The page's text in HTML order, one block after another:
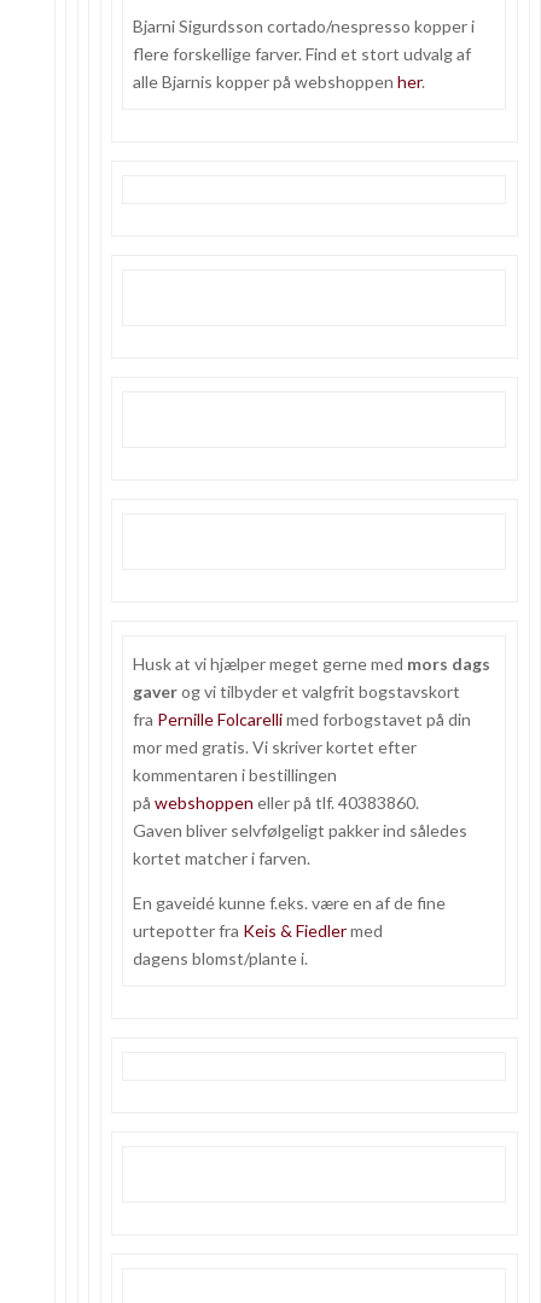
Bjarni Sigurdsson cortado/nespresso kopper i
flere forskellige farver. Find et stort udvalg af
alle Bjarnis kopper på webshoppenher.
Husk at vi hjælper meget gerne med mors dags
gaverog vi tilbyder et valgfrit bogstavskort
fra Pernille Folcarellimed forbogstavet på din
mor med gratis. Vi skriver kortet efter
kommentaren i bestillingen
påwebshoppen eller på tlf. 40383860.
Gaven bliver selvfølgeligt pakker ind således
kortet matcher i farven.
En gaveidé kunne f.eks. være en af de fine
urtepotter fra Keis & Fiedlermed
dagens blomst/plante i.